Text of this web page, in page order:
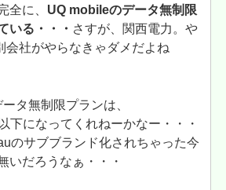
全に、 UQ mobileのデータ無制限
いる・・・ さすが、関西電力。や
会社がやらなきゃダメだよね
タ無制限プランは、
下になってくれねーかなー・・・
のサブブランド化されちゃった今
いだろうなぁ・・・